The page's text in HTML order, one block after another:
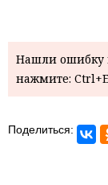
Нашли ошибку
нажмите:
Поделиться: